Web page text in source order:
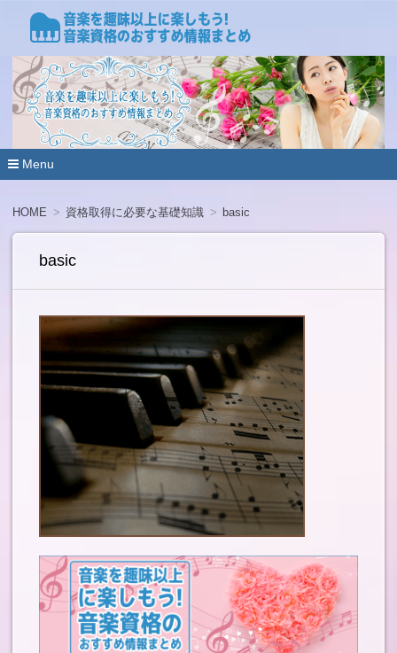
音楽療法資格のおすすめ情報ま
とめ
音楽のもたらす心理的作用を知ることで、心を癒やしたり、
な心理効果を活用することが可能です。音楽と心理効果につ
の役立つ情報と、音楽と心理をつなぐスペシャリスト、メン
心理ミュージックアドバイザーなどの資格とおすすめの講座
いて解説していきます。音楽療法を趣味以上に楽しもう！
Menu
HOME 資格取得に必要な基礎知識 basic
basic